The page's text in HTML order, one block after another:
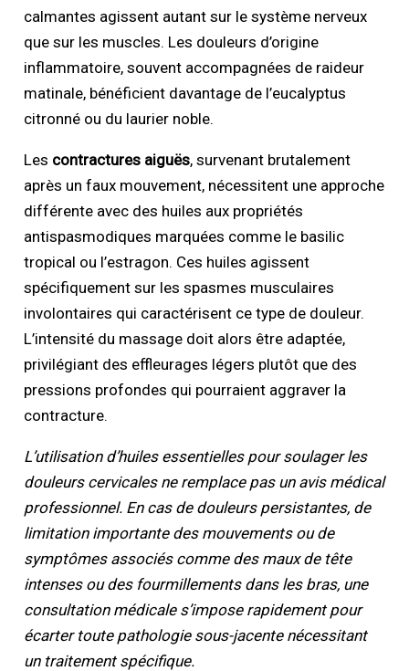
calmantes agissent autant sur le système nerveux
que sur les muscles. Les douleurs d’origine
inflammatoire, souvent accompagnées de raideur
matinale, bénéficient davantage de l’eucalyptus
citronné ou du laurier noble.
Les contractures aiguës, survenant brutalement
après un faux mouvement, nécessitent une approche
différente avec des huiles aux propriétés
antispasmodiques marquées comme le basilic
tropical ou l’estragon. Ces huiles agissent
spécifiquement sur les spasmes musculaires
involontaires qui caractérisent ce type de douleur.
L’intensité du massage doit alors être adaptée,
privilégiant des effleurages légers plutôt que des
pressions profondes qui pourraient aggraver la
contracture.
L’utilisation d’huiles essentielles pour soulager les
douleurs cervicales ne remplace pas un avis médical
professionnel. En cas de douleurs persistantes, de
limitation importante des mouvements ou de
symptômes associés comme des maux de tête
intenses ou des fourmillements dans les bras, une
consultation médicale s’impose rapidement pour
écarter toute pathologie sous-jacente nécessitant
un traitement spécifique.